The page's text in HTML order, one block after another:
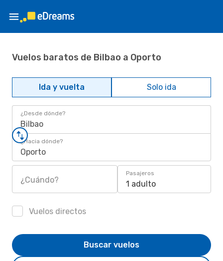
Vuelos baratos de Bilbao a Oporto
Ida y vuelta Solo ida
¿Desde dónde?
Bilbao
¿Hacia dónde?
Oporto
¿Cuándo?
Pasajeros
1 adulto
Vuelos directos
Buscar vuelos